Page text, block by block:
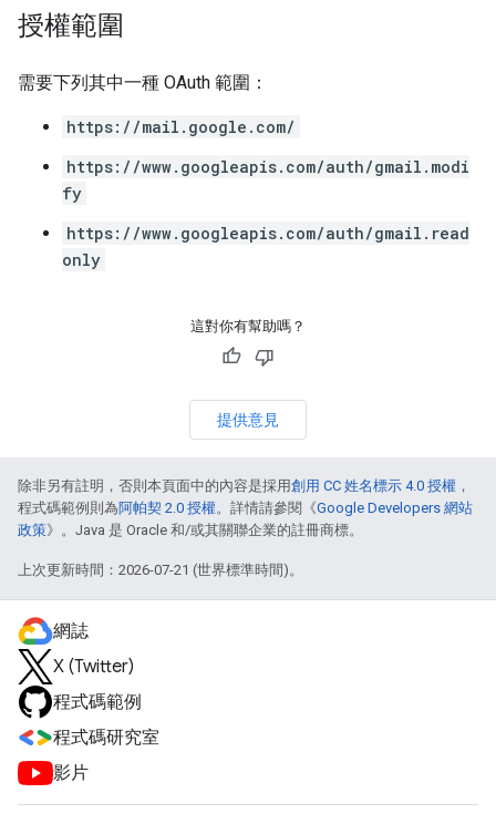
授權範圍
需要下列其中一種 OAuth 範圍：
https://mail.google.com/
https://www.googleapis.com/auth/gmail.modi
fy
https://www.googleapis.com/auth/gmail.read
only
這對你有幫助嗎？
提供意見
除非另有註明，否則本頁面中的內容是採用創用 CC 姓名標示 4.0 授權 ，
程式碼範例則為阿帕契 2.0 授權。詳情請參閱《Google Developers 網站
政策》。Java 是 Oracle 和/或其關聯企業的註冊商標。
上次更新時間：2026-07-21 (世界標準時間)。
網誌
X (Twitter)
程式碼範例
程式碼研究室
影片